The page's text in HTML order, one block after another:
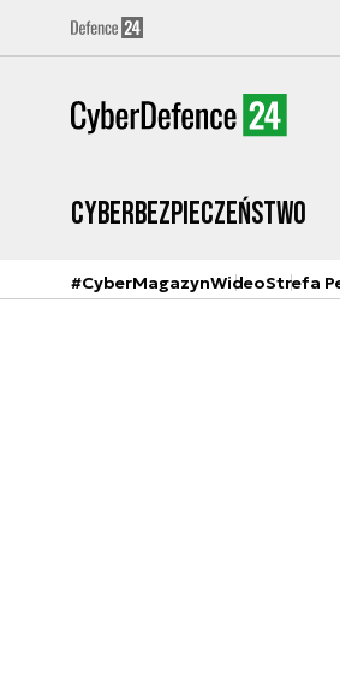
Cyberbezpieczeństwo
#CyberMagazynWideoStrefa